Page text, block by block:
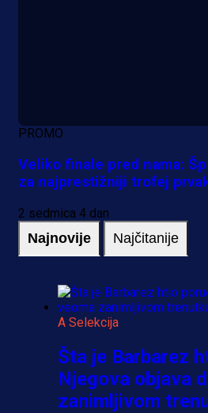
PROMO
Veliko finale pred nama:
za najprestižniji trofej
2 sedmica 4 dan
Najnovije Najčitanije
A Selekcija
Šta je Barbarez
Njegova objava
zanimljivom